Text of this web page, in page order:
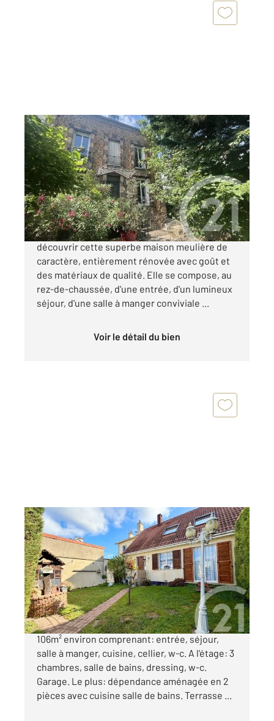
ARGENTEUIL 95
142 m2, 9 pièces
Ref : 27784
Maison à vendre
519 000 €
CENTRE-VILLE Coup de cœur assuré ! Venez
découvrir cette superbe maison meulière de
caractère, entièrement rénovée avec goût et
des matériaux de qualité. Elle se compose, au
rez-de-chaussée, d'une entrée, d'un lumineux
séjour, d'une salle à manger conviviale ...
Voir le détail du bien
ARGENTEUIL 95
106,76 m2, 5 pièces
Ref : 27580
Maison à vendre
363 000 €
ARGENTEUIL COTEAUX - Maison familiale de
106m² environ comprenant: entrée, séjour,
salle à manger, cuisine, cellier, w-c. A l'étage: 3
chambres, salle de bains, dressing, w-c.
Garage. Le plus: dépendance aménagée en 2
pièces avec cuisine salle de bains. Terrasse ...